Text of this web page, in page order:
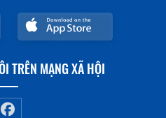
TRÊN MẠNG XÃ HỘI